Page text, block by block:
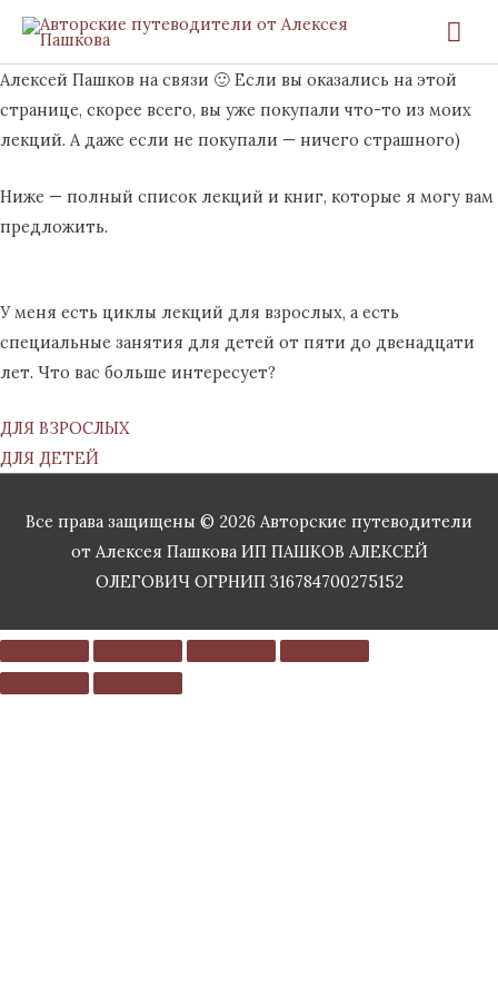
Перейти
содержимому
Алексей Пашков на связи 🙂 Если вы оказались на этой
странице, скорее всего, вы уже покупали что-то из моих
лекций. А даже если не покупали — ничего страшного)
Ниже — полный список лекций и книг, которые я могу вам
предложить.
У меня есть циклы лекций для взрослых, а есть
специальные занятия для детей от пяти до двенадцати
лет. Что вас больше интересует?
ДЛЯ ВЗРОСЛЫХ
ДЛЯ ДЕТЕЙ
Все права защищены © 2026 Авторские путеводители
от Алексея ПашковаИП ПАШКОВ АЛЕКСЕЙ
ОЛЕГОВИЧ ОГРНИП 316784700275152